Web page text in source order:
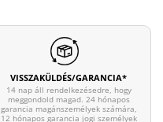
VISSZAKÜLDÉS/GARANCIA*
14 nap áll rendelkezésedre, hogy
meggondold magad. 24 hónapos
garancia magánszemélyek számára,
12 hónapos garancia jogi személyek